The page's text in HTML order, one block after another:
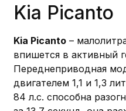
Kia Picanto
Kia Picanto –
впишется в активный
Переднеприводная
двигателем 1,1 и 1,3
84 л.с. способна